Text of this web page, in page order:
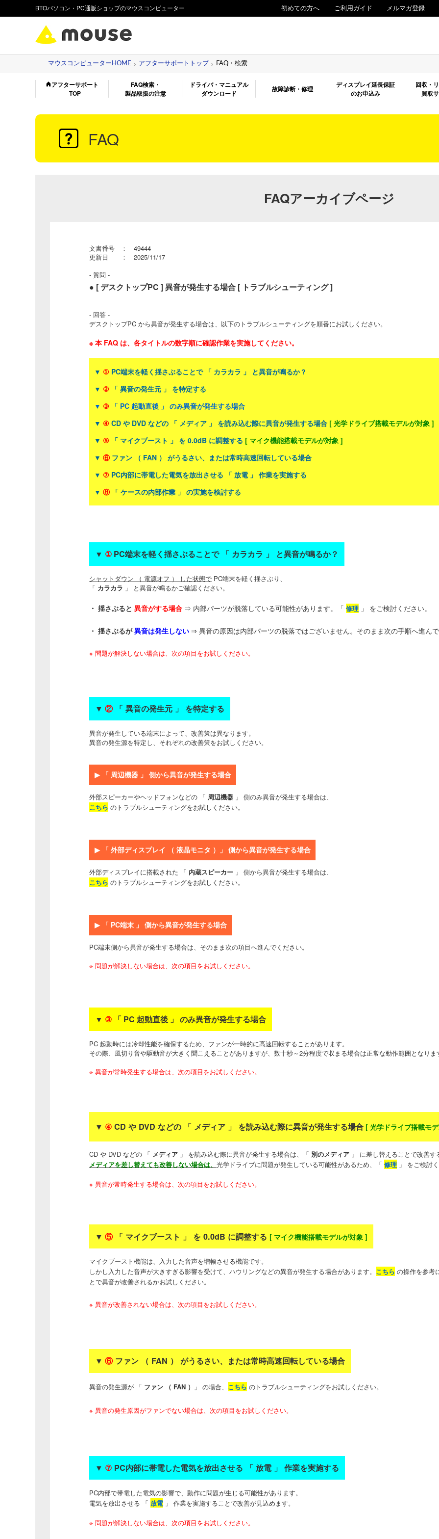
BTOパソコン・PC通販ショップのマウスコンピューター 初めての方へ ご利用ガイド メルマガ登録
マウスコンピューターHOME アフターサポートトップ FAQ・検索
アフターサポート
TOP
FAQ検索・
製品取扱の注意
ドライバ・マニュアル
ダウンロード
故障診断・修理
ディスプレイ延長保証
のお申込み
回収・
買取
FAQ
FAQアーカイブページ
文書番号 ： 49444
更新日 ： 2025/11/17
- 質問 -
● [ デスクトップPC ] 異音が発生する場合 [ トラブルシューティング ]
- 回答 -
デスクトップPC から異音が発生する場合は、以下のトラブルシューティングを順番にお試しください。
※ 本 FAQ は、各タイトルの数字順に確認作業を実施してください。
▼ ① PC端末を軽く揺さぶることで 「 カラカラ 」 と異音が鳴るか？
▼ ② 「 異音の発生元 」 を特定する
▼ ③ 「 PC 起動直後 」 のみ異音が発生する場合
▼ ④ CD や DVD などの 「 メディア 」 を読み込む際に異音が発生する場合 [ 光学ドライブ搭載モデルが対象 ]
▼ ⑤ 「 マイクブースト 」 を 0.0dB に調整する [ マイク機能搭載モデルが対象 ]
▼ ⑥ファン （ FAN ） がうるさい、または常時高速回転している場合
▼ ⑦ PC内部に帯電した電気を放出させる 「 放電 」 作業を実施する
▼ ⑧「 ケースの内部作業 」 の実施を検討する
▼ ① PC端末を軽く揺さぶることで 「 カラカラ 」 と異音が鳴るか？
シャットダウン （ 電源オフ ） した状態で PC端末を軽く揺さぶり、
「 カラカラ 」 と異音が鳴るかご確認ください。
・ 揺さぶると 異音がする場合 ⇒ 内部パーツが脱落している可能性があります。「 修理 」 をご検討ください。
・ 揺さぶるが異音は発生しない ⇒ 異音の原因は内部パーツの脱落ではございません。そのまま次の手順へ進んで
※ 問題が解決しない場合は、次の項目をお試しください。
▼②「 異音の発生元 」 を特定する
異音が発生している端末によって、改善策は異なります。
異音の発生源を特定し、それぞれの改善策をお試しください。
▶ 「 周辺機器 」 側から異音が発生する場合
外部スピーカーやヘッドフォンなどの 「 周辺機器 」 側のみ異音が発生する場合は、
こちら のトラブルシューティングをお試しください。
▶ 「 外部ディスプレイ （ 液晶モニタ ）」 側から異音が発生する場合
外部ディスプレイに搭載された 「 内蔵スピーカー 」 側から異音が発生する場合は、
こちら のトラブルシューティングをお試しください。
▶ 「 PC端末 」 側から異音が発生する場合
PC端末側から異音が発生する場合は、そのまま次の項目へ進んでください。
※ 問題が解決しない場合は、次の項目をお試しください。
▼ ③ 「 PC 起動直後 」 のみ異音が発生する場合
PC 起動時には冷却性能を確保するため、ファンが一時的に高速回転することがあります。
その際、風切り音や駆動音が大きく聞こえることがありますが、数十秒～2分程度で収まる場合は正常な動作範囲となりま
※ 異音が常時発生する場合は、次の項目をお試しください。
▼ ④ CD や DVD などの 「 メディア 」 を読み込む際に異音が発生する場合 [光学ドライブ搭載モ
CD や DVD などの 「 メディア 」 を読み込む際に異音が発生する場合は、「 別のメディア 」 に差し替えることで改善
メディアを差し替えても改善しない場合は、 光学ドライブに問題が発生している可能性があるため、「 修理 」 をご検討く
※ 異音が常時発生する場合は、次の項目をお試しください。
▼⑤ 「 マイクブースト 」 を 0.0dB に調整する [ マイク機能搭載モデルが対象 ]
マイクブースト機能は、入力した音声を増幅させる機能です。
しかし入力した音声が大きすぎる影響を受けて、ハウリングなどの異音が発生する場合があります。 こちら の操作を参考
とで異音が改善されるかお試しください。
※ 異音が改善されない場合は、次の項目をお試しください。
▼⑥ファン （ FAN ） がうるさい、または常時高速回転している場合
異音の発生源が 「 ファン （ FAN ） 」 の場合、 こちら のトラブルシューティングをお試しください。
※ 異音の発生原因がファンでない場合は、次の項目をお試しください。
▼ ⑦ PC内部に帯電した電気を放出させる 「 放電 」 作業を実施する
PC内部で帯電した電気の影響で、動作に問題が生じる可能性があります。
電気を放出させる 「 放電 」 作業を実施することで改善が見込めます。
※ 問題が解決しない場合は、次の項目をお試しください。